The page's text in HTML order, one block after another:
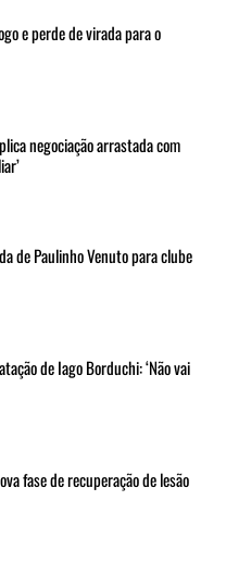
e perde de virada para o
negociação arrastada com
de Paulinho Venuto para clube
de Iago Borduchi: ‘Não vai
fase de recuperação de lesão